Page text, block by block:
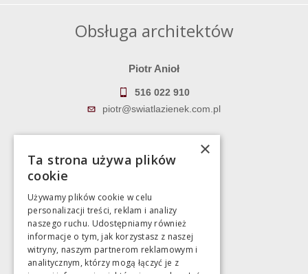
Obsługa architektów
Piotr Anioł
516 022 910
piotr@swiatlazienek.com.pl
783 043 083
Magazyn
Bartycka 24/26 Hala 100
00-716 Warszawa
×
Ta strona używa plików
cookie
Używamy plików cookie w celu
personalizacji treści, reklam i analizy
naszego ruchu. Udostępniamy również
informacje o tym, jak korzystasz z naszej
witryny, naszym partnerom reklamowym i
analitycznym, którzy mogą łączyć je z